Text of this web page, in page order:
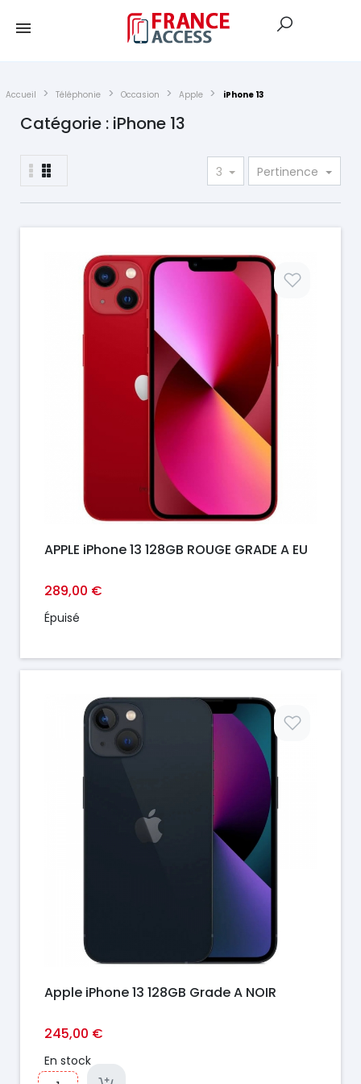
Accueil Téléphonie Occasion Apple iPhone 13
Catégorie : iPhone 13
3 Pertinence
APPLE iPhone 13 128GB ROUGE GRADE A EU
289,00 €
Épuisé
Apple iPhone 13 128GB Grade A NOIR
245,00 €
En stock